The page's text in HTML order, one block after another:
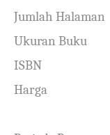
Jumlah Halaman
Ukuran Buku
ISBN
Harga